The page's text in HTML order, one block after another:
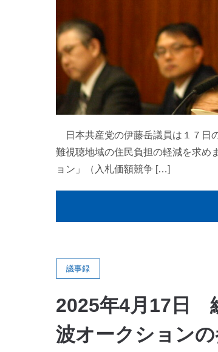
日本共産党の伊藤岳議員は１７日
難視聴地域の住民負担の軽減を求
ョン」（入札価額競争 […]
議事録
2025年4月17日
波オークション